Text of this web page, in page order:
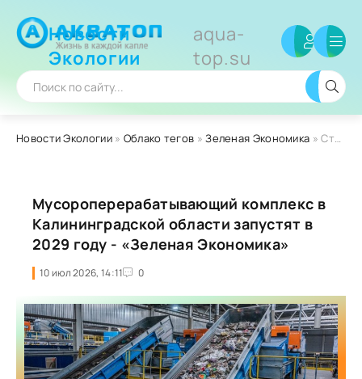
Новости
Экологии
aqua-
top.su
Новости Экологии» Облако тегов »Зеленая Экономика » Страница 7
Мусороперерабатывающий комплекс в
Калининградской области запустят в
2029 году - «Зеленая Экономика»
10 июл 2026, 14:11 0